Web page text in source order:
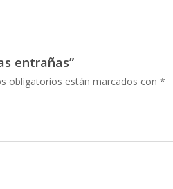
entrañas”
obligatorios están marcados con*